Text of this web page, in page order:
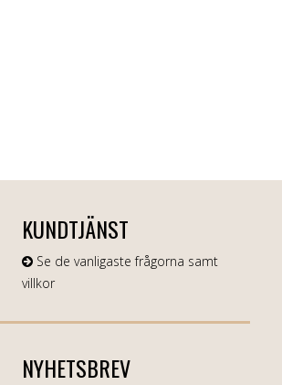
KUNDTJÄNST
Se de vanligaste frågorna samt
villkor
NYHETSBREV